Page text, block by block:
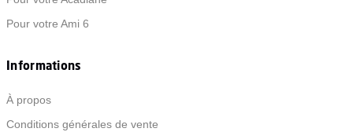
Pour votre Ami 6
Informations
À propos
Conditions générales de vente